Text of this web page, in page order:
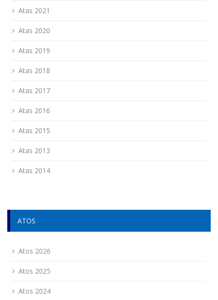
Atas 2021
Atas 2020
Atas 2019
Atas 2018
Atas 2017
Atas 2016
Atas 2015
Atas 2013
Atas 2014
ATOS
Atos 2026
Atos 2025
Atos 2024